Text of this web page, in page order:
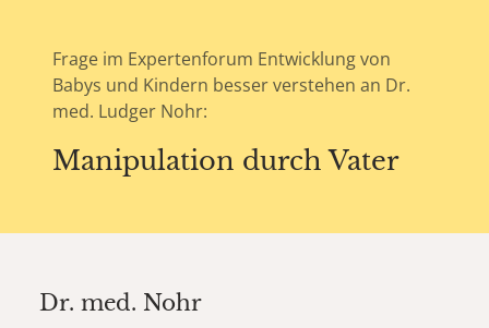
Frage im Expertenforum Entwicklung von
Babys und Kindern besser verstehen an Dr.
med. Ludger Nohr:
Manipulation durch Vater
Dr. med. Nohr